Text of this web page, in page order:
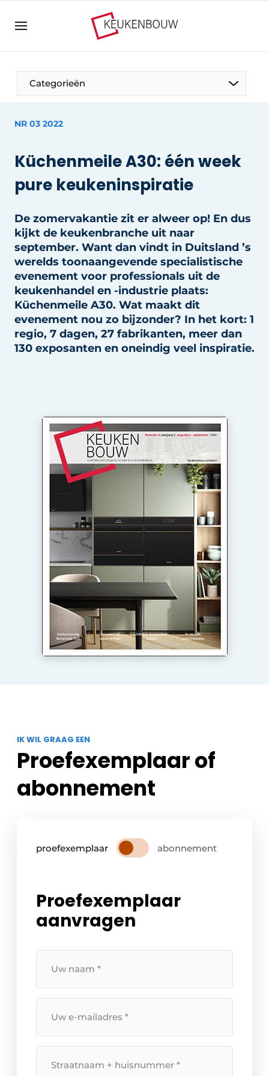
Bedrijven
Contact
Direct contact
Keukenbouw | Platform over design en techniek
Magazine aanvragen
Meest gelezen
Nieuwsbrief
Podcasts
Privacy / Cookie statement
Vacature aanmelden
Vacatures
Video’s
Categorieën
Op bezoek bij
Food For Thought
Werkbladen
Meubelbeslag & Kastindeling
NR 03 2022
Küchenmeile A30: één week
pure keukeninspiratie
De zomervakantie zit er alweer op! En dus
kijkt de keukenbranche uit naar
september. Want dan vindt in Duitsland ’s
werelds toonaangevende specialistische
evenement voor professionals uit de
keukenhandel en -industrie plaats:
Küchenmeile A30. Wat maakt dit
evenement nou zo bijzonder? In het kort: 1
regio, 7 dagen, 27 fabrikanten, meer dan
130 exposanten en oneindig veel inspiratie.
IK WIL GRAAG EEN
Proefexemplaar of
abonnement
proefexemplaar abonnement
Proefexemplaar
aanvragen
naam*
mailadres*